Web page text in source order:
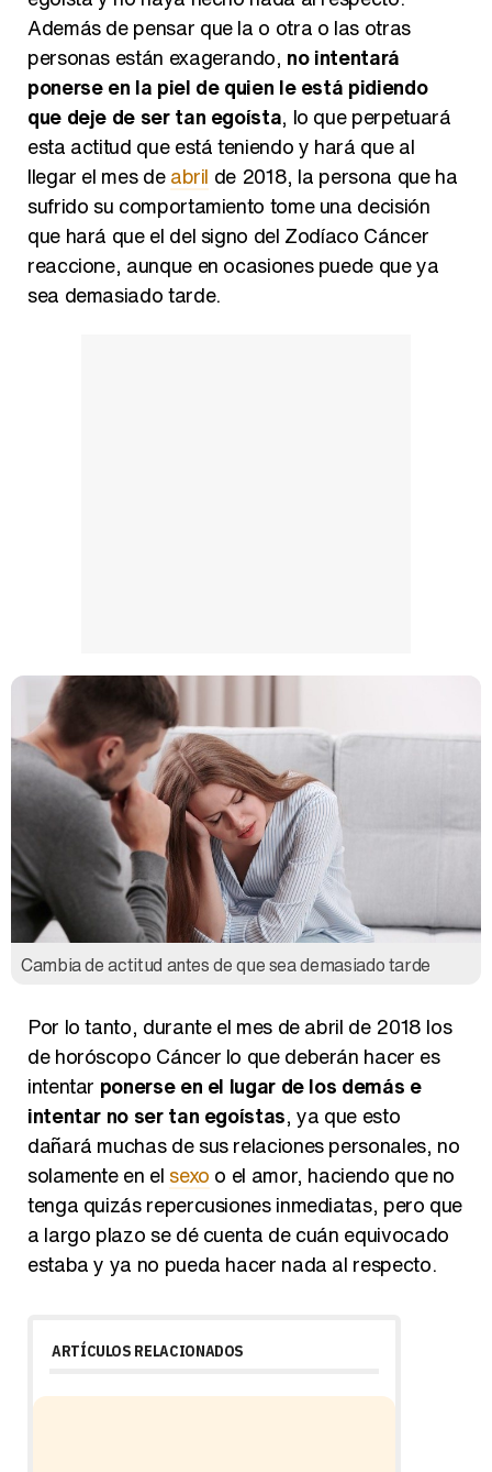
Además de pensar que la o otra o las otras
personas están exagerando, no intentará
ponerse en la piel de quien le está pidiendo
que deje de ser tan egoísta, lo que perpetuará
esta actitud que está teniendo y hará que al
llegar el mes deabril de 2018, la persona que ha
sufrido su comportamiento tome una decisión
que hará que el del signo del Zodíaco Cáncer
reaccione, aunque en ocasiones puede que ya
sea demasiado tarde.
Cambia de actitud antes de que sea demasiado tarde
Por lo tanto, durante el mes de abril de 2018 los
de horóscopo Cáncer lo que deberán hacer es
intentar ponerse en el lugar de los demás e
intentar no ser tan egoístas, ya que esto
dañará muchas de sus relaciones personales, no
solamente en el sexo o el amor, haciendo que no
tenga quizás repercusiones inmediatas, pero que
a largo plazo se dé cuenta de cuán equivocado
estaba y ya no pueda hacer nada al respecto.
ARTÍCULOS RELACIONADOS